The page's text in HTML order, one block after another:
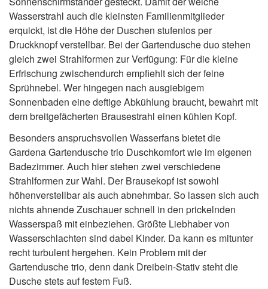
Wasserstrahl auch die kleinsten Familienmitglieder
erquickt, ist die Höhe der Duschen stufenlos per
Druckknopf verstellbar. Bei der Gartendusche duo stehen
gleich zwei Strahlformen zur Verfügung: Für die kleine
Erfrischung zwischendurch empfiehlt sich der feine
Sprühnebel. Wer hingegen nach ausgiebigem
Sonnenbaden eine deftige Abkühlung braucht, bewahrt mit
dem breitgefächerten Brausestrahl einen kühlen Kopf.
Besonders anspruchsvollen Wasserfans bietet die
Gardena Gartendusche trio Duschkomfort wie im eigenen
Badezimmer. Auch hier stehen zwei verschiedene
Strahlformen zur Wahl. Der Brausekopf ist sowohl
höhenverstellbar als auch abnehmbar. So lassen sich auch
nichts ahnende Zuschauer schnell in den prickelnden
Wasserspaß mit einbeziehen. Größte Liebhaber von
Wasserschlachten sind dabei Kinder. Da kann es mitunter
recht turbulent hergehen. Kein Problem mit der
Gartendusche trio, denn dank Dreibein-Stativ steht die
Dusche stets auf festem Fuß.